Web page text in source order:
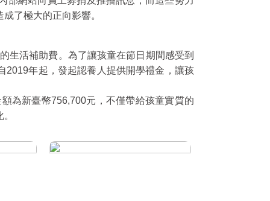
了極大的正向影響。
生活補助費。為了讓孩童在節日期間感受到
2019年起，發起認養人提供開學禮金，讓孩
為新臺幣756,700元，不僅帶給孩童實質的